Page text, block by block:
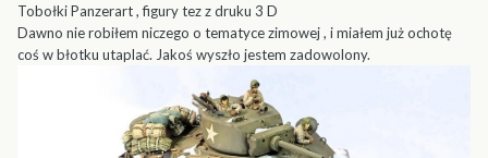
Tobołki Panzerart , figury tez z druku 3 D
Dawno nie robiłem niczego o tematyce zimowej , i miałem już ochotę
coś w błotku utaplać. Jakoś wyszło jestem zadowolony.